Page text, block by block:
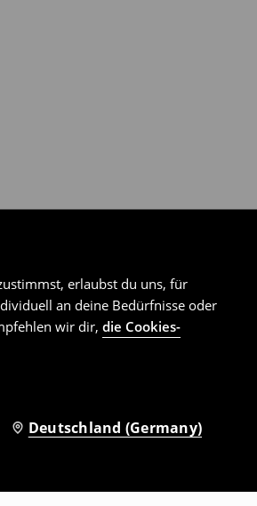
erlaubst du uns, für
an deine Bedürfnisse oder
wir dir, die Cookies-
Deutschland (Germany)